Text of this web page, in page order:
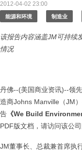
2012-04-02 23:00
能源和环境 制造业
该报告内容涵盖JM可持续
情况
丹佛--(美国商业资讯)--领
造商Johns Manville（JM
告 《We Build
PDF版文档，请访问该公
JM董事长、总裁兼首席执